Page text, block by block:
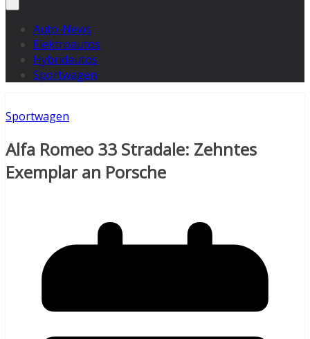
Auto-News
Elektroautos
Hybridautos
Sportwagen
Sportwagen
Alfa Romeo 33 Stradale: Zehntes
Exemplar an Porsche